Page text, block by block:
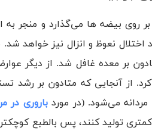
روی بیضه ها می‌گذارد و منجر به
نعوظ و انزال نیز خواهد شد. به
بر معده غافل شد. از دیگر
از آنجایی که متادون بر رشد
مردانه می‌شود. (در موردباروری در
تولید کنند، پس بالطبع کوچکتر